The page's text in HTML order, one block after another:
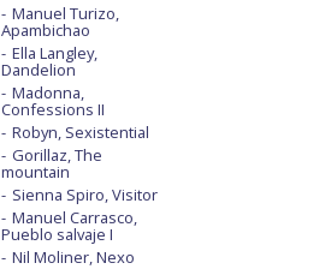
Manuel Turizo,
Apambichao
Ella Langley,
Dandelion
Madonna,
Confessions II
Robyn, Sexistential
Gorillaz, The
mountain
Sienna Spiro, Visitor
Manuel Carrasco,
Pueblo salvaje I
Nil Moliner, Nexo